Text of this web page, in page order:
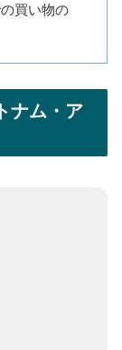
買い物の
ナム・ア